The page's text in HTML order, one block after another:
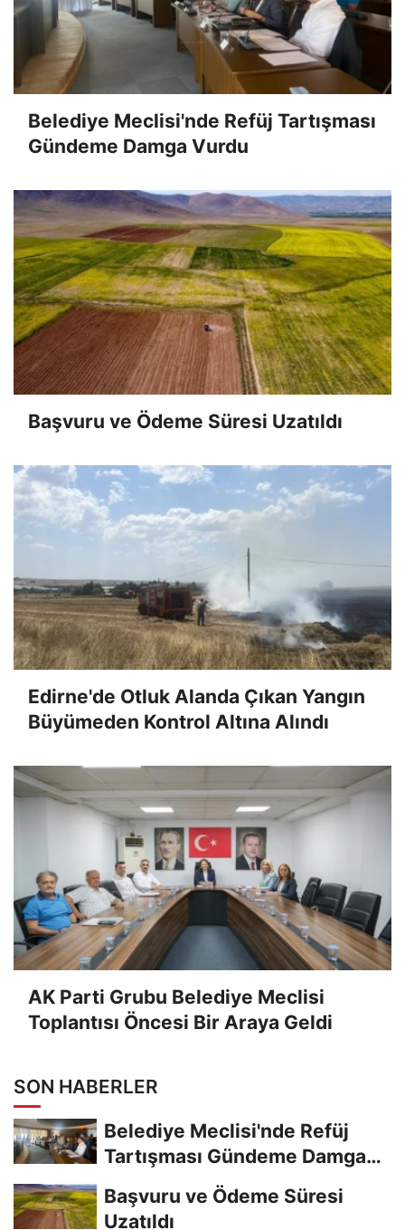
Belediye Meclisi'nde Refüj Tartışması
Gündeme Damga Vurdu
Başvuru ve Ödeme Süresi Uzatıldı
Edirne'de Otluk Alanda Çıkan Yangın
Büyümeden Kontrol Altına Alındı
AK Parti Grubu Belediye Meclisi
Toplantısı Öncesi Bir Araya Geldi
SON HABERLER
Belediye Meclisi'nde Refüj
Tartışması Gündeme Damga
Başvuru ve Ödeme Süresi
Uzatıldı